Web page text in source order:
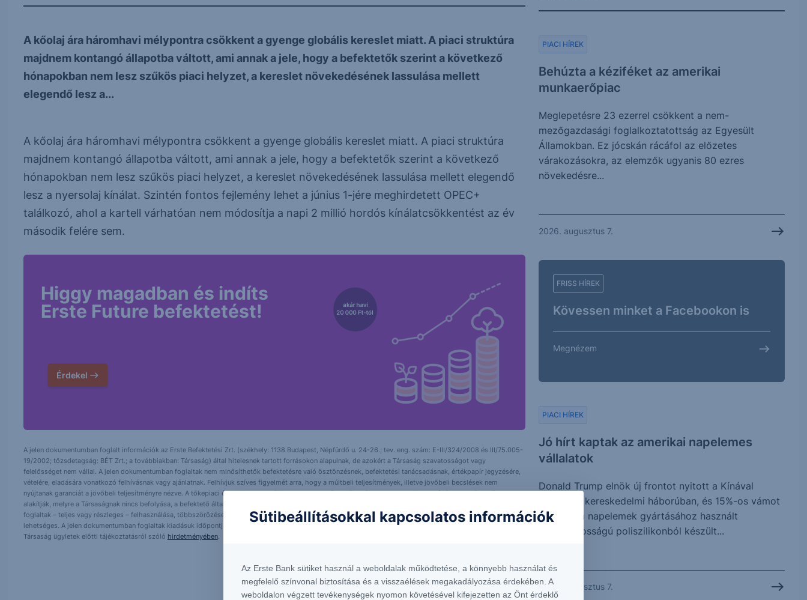
A kőolaj ára háromhavi mélypontra csökkent a gyenge globális kereslet miatt. A piaci struktúra
majdnem kontangó állapotba váltott, ami annak a jele, hogy a befektetők szerint a következő
hónapokban nem lesz szűkös piaci helyzet, a kereslet növekedésének lassulása mellett
elegendő lesz a...
A kőolaj ára háromhavi mélypontra csökkent a gyenge globális kereslet miatt. A piaci struktúra
majdnem kontangó állapotba váltott, ami annak a jele, hogy a befektetők szerint a következő
hónapokban nem lesz szűkös piaci helyzet, a kereslet növekedésének lassulása mellett elegendő
lesz a nyersolaj kínálat. Szintén fontos fejlemény lehet a június 1-jére meghirdetett OPEC+
találkozó, ahol a kartell várhatóan nem módosítja a napi 2 millió hordós kínálatcsökkentést az év
második felére sem.
Higgy magadban és indíts
Erste Future befektetést!
Érdekel
A jelen dokumentumban foglalt információk az Erste Befektetési Zrt. (székhely: 1138 Budapest, Népfürdő u. 24-26.; tev. eng. szám: E-III/324/2008 és III/75.005-
19/2002; tőzsdetagság: BÉT Zrt.; a továbbiakban: Társaság) által hitelesnek tartott forrásokon alapulnak, de azokért a Társaság szavatosságot vagy
felelősséget nem vállal. A jelen dokumentumban foglaltak nem minősíthetők befektetésre való ösztönzésnek, befektetési tanácsadásnak, értékpapír jegyzésére,
vételére, eladására vonatkozó felhívásnak vagy ajánlatnak. Felhívjuk szíves figyelmét arra, hogy a múltbeli teljesítmények, illetve jövőbeli becslések nem
nyújtanak garanciát a jövőbeli teljesítményre nézve. A tőkepiaci és makrogazdasági helyzetet, a befektetések és azok hozamai alakulását olyan tényezők
alakítják, melyre a Társaságnak nincs befolyása, a befektető által hozott döntés következményei a Társaságra nem háríthatók át. A jelen dokumentumban
foglaltak – teljes vagy részleges – felhasználása, többszörözése, publikálása, átdolgozása, terjesztése kizárólag a Társaság előzetes írásos engedélyével
lehetséges. A jelen dokumentumban foglaltak kiadásuk időpontjában érvényesek. További részletek: Erste Market Dokumentumok – Erste Market
oldalon, illetve a
Társaság ügyletek előtti tájékoztatásról szóló hirdetményében.
Behúzta a kéziféket az amerikai
munkaerőpiac
PIACI HÍREK
Meglepetésre 23 ezerrel csökkent a nem-
mezőgazdasági foglalkoztatottság az Egyesült
Államokban. Ez jócskán rácáfol az előzetes
várakozásokra, az elemzők ugyanis 80 ezres
növekedésre...
2026. augusztus 7.
FRISS HÍREK
Kövessen minket a Facebookon is
Megnézem
Jó hírt kaptak az amerikai napelemes
vállalatok
PIACI HÍREK
Donald Trump elnök új frontot nyitott a Kínával
folytatott kereskedelmi háborúban, és 15%-os vámot
vetett ki a napelemek gyártásához használt
kulcsfontosságú poliszilikonból készült...
2026. augusztus 7.
Sütibeállításokkal kapcsolatos információk
Az Erste Bank sütiket használ a weboldalak működtetése, a könnyebb használat és
megfelelő színvonal biztosítása és a visszaélések megakadályozása érdekében. A
weboldalon végzett tevékenységek nyomon követésével kifejezetten az Önt érdeklő